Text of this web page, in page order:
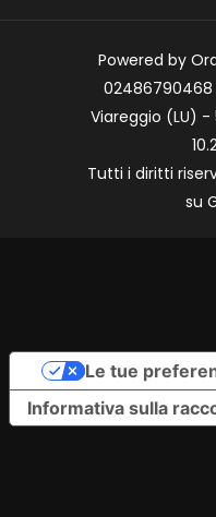
Powered by
02486790468
Viareggio (LU)
Tutti i diritti
su
Informativa sulla
Le tue